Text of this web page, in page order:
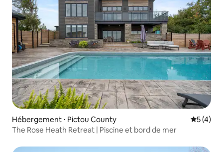
Hébergement ⋅ Pictou County
5 (4)
The Rose Heath Retreat | Piscine et bord de mer